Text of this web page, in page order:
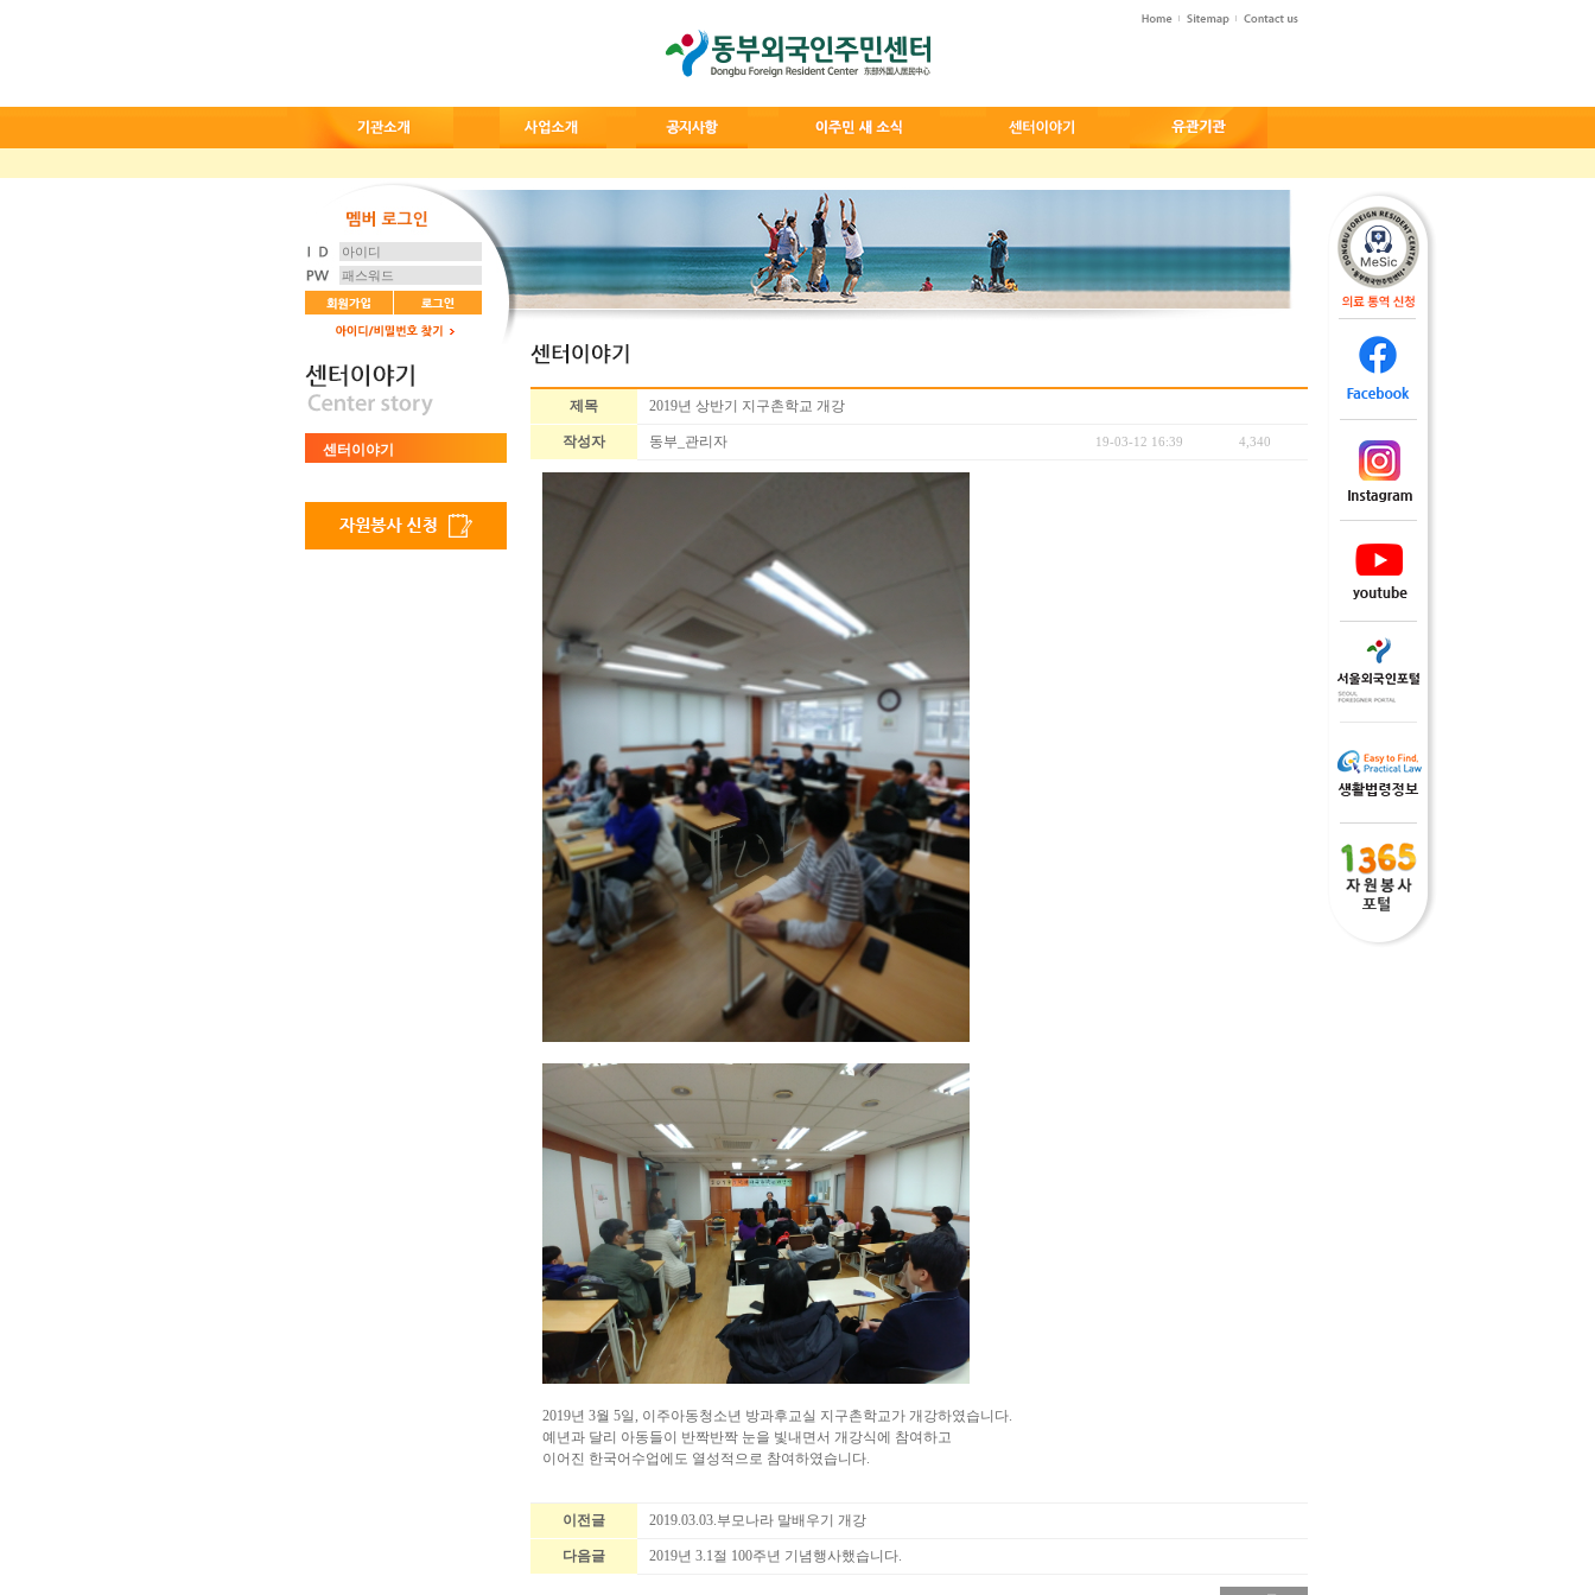
센터이야기
제목 2019년 상반기 지구촌학교 개강
작성자 동부_관리자 19-03-12 16:39 4,340
2019년 3월 5일, 이주아동청소년 방과후교실 지구촌학교가 개강하였습니다.
예년과 달리 아동들이 반짝반짝 눈을 빛내면서 개강식에 참여하고
이어진 한국어수업에도 열성적으로 참여하였습니다.
이전글 2019.03.03.부모나라 말배우기 개강
다음글 2019년 3.1절 100주년 기념행사했습니다.